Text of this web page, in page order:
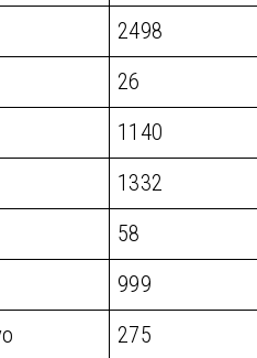
2498
26
1140
1332
58
999
275